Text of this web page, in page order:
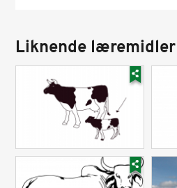
Liknende læremidler